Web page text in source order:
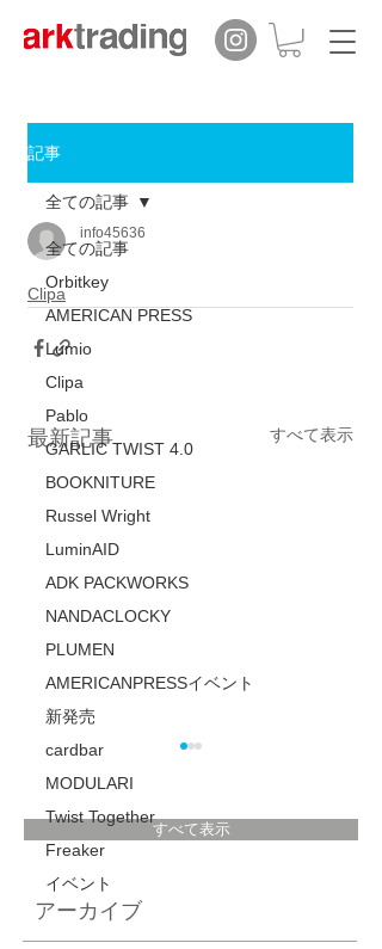
記事
全ての記事
Orbitkey
AMERICAN PRESS
Lumio
Clipa
Pablo
GARLIC TWIST 4.0
BOOKNITURE
Russel Wright
LuminAID
ADK PACKWORKS
NANDACLOCKY
PLUMEN
AMERICANPRESSイベント
新発売
cardbar
MODULARI
Twist Together
Freaker
イベント
全ての記事
info45636
Clipa
最新記事 すべて表示
＜POPUP＞日本橋
三越5階 新生活を彩
く
すべて表示
アーカイブ